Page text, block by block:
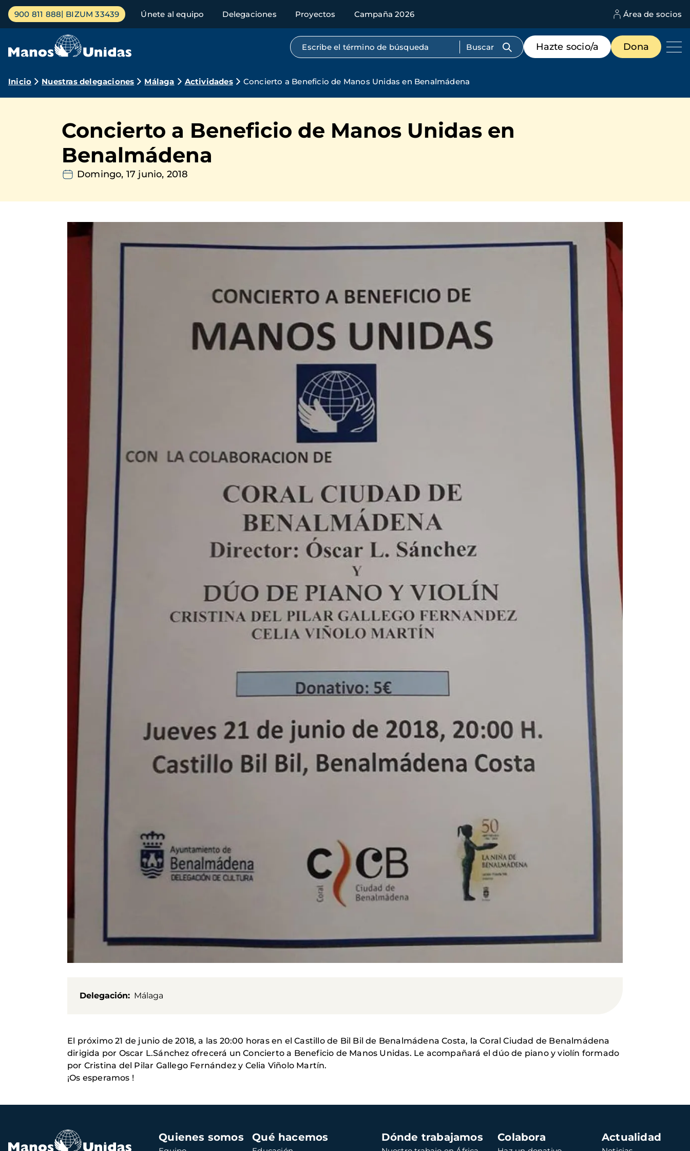
Pasar
contenido
Menú
principal
900 811 888 BIZUM 33439 Únete al equipo Delegaciones Proyectos Campaña 2026 Área de socios
Búsqueda por texto completo
Menú
de
destacados
Hazte socio/a Dona
Ruta
navegación
Inicio Nuestras delegaciones Málaga Actividades Concierto a Beneficio de Manos Unidas en Benalmádena
Concierto a Beneficio de Manos Unidas en
Benalmádena
Domingo, 17 junio, 2018
Delegación Málaga
El próximo 21 de junio de 2018, a las 20:00 horas en el Castillo de Bil Bil de Benalmádena Costa, la Coral Ciudad de Benalmádena
dirigida por Oscar L.Sánchez ofrecerá un Concierto a Beneficio de Manos Unidas. Le acompañará el dúo de piano y violín formado
por Cristina del Pilar Gallego Fernández y Celia Viñolo Martín.
¡Os esperamos !
Navegación
principal
Quienes somos Qué hacemos Dónde trabajamos Colabora Actualidad